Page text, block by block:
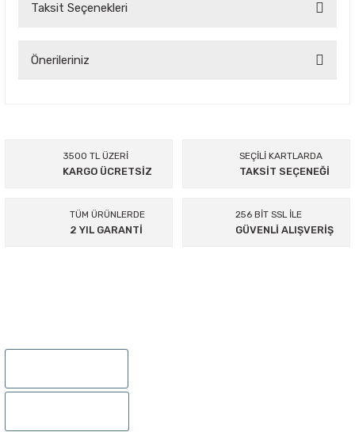
Bu ürüne ilk yorumu siz yapın!
Taksit Seçenekleri
Önerileriniz
Ürün resmi kalitesiz, bozuk veya görüntülenemiyor.
Ürün bilgilerinde hatalar bulunuyor.
3500 TL ÜZERİ
KARGO ÜCRETSİZ
SEÇİLİ KARTLARDA
TAKSİT SEÇENEĞİ
TÜM ÜRÜNLERDE
2 YIL GARANTİ
256 BİT SSL İLE
GÜVENLİ ALIŞVERİŞ